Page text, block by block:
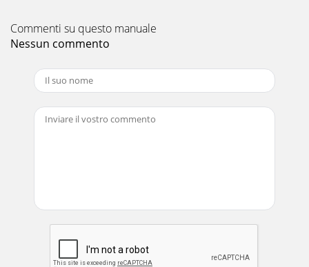
Commenti su questo manuale
Nessun commento